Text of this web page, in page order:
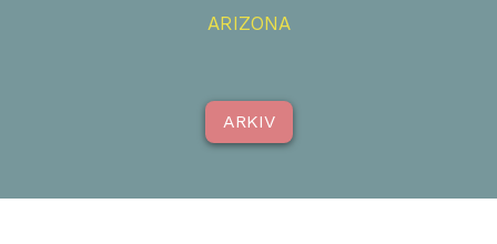
ARIZONA
ARKIV